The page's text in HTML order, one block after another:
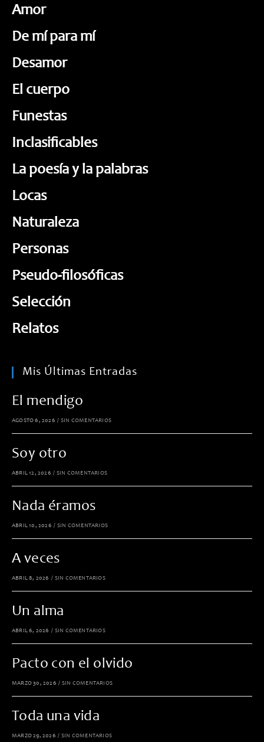
Amor
De mí para mí
Desamor
El cuerpo
Funestas
Inclasificables
La poesía y la palabras
Locas
Naturaleza
Personas
Pseudo-filosóficas
Selección
Relatos
Mis Últimas Entradas
El mendigo
AGOSTO 6, 2026 / SIN COMENTARIOS
Soy otro
ABRIL 12, 2026 / SIN COMENTARIOS
Nada éramos
ABRIL 10, 2026 / SIN COMENTARIOS
A veces
ABRIL 8, 2026 / SIN COMENTARIOS
Un alma
ABRIL 6, 2026 / SIN COMENTARIOS
Pacto con el olvido
MARZO 30, 2026 / SIN COMENTARIOS
Toda una vida
MARZO 29, 2026 / SIN COMENTARIOS